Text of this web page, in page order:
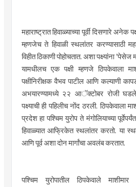
महाराष्ट्रात हिवाळ्याच्या पूर्वी दिसणारे अनेक
म्हणजेच ते हिवाळी स्थलांतर करण्यासाठी
विहीत ठिकाणी पोहोचतात. अशा पक्ष्यांना
यामधीलच एक पक्षी म्हणजे ठिपकेवाला
पक्षीनिरीक्षक वैभव पाटील आणि कल्याणी
अभयारण्यामध्ये २२ आॅक्टोबर रोजी घडले.
पक्ष्याची ही पहिलीच नोंद ठरली. ठिपकेवाला
प्रदेश हा पश्चिम युरोप ते मंगोलियाच्या
हिवाळ्यात आफ्रिकेत स्थलांतर करतो. या
आणि पूर्व अशा दोन मार्गांचा अवलंब करतात.
पश्चिम युरोपातील ठिपकेवाले माशीमार